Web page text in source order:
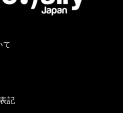
て
記